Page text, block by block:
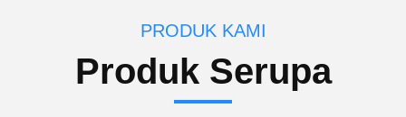
PRODUK KAMI
Produk Serupa